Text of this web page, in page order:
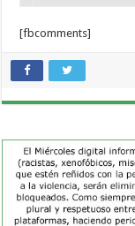
[fbcomments]